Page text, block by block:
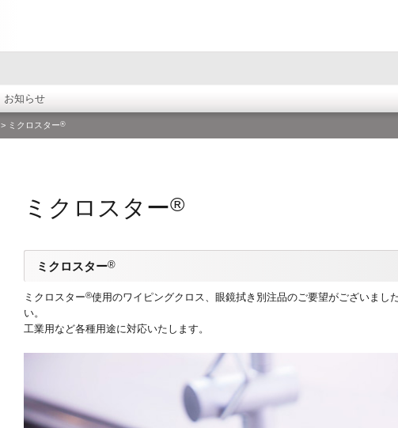
お知らせ
> ミクロスター®
ミクロスター®
ミクロスター®
ミクロスター®使用のワイピングクロス、眼鏡拭き別注品のご要望がございまし
い。
工業用など各種用途に対応いたします。